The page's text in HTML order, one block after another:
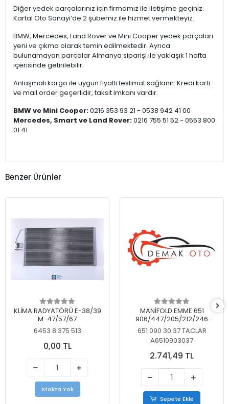
Diğer yedek parçalarınız için firmamız ile iletişime geçiniz.
Kartal Oto Sanayi’de 2 şubemiz ile hizmet vermekteyiz.
BMW, Mercedes, Land Rover ve Mini Cooper yedek parçaları
yeni ve çıkma olarak temin edilmektedir. Ayrıca
bulunamayan parçalar Almanya siparişi ile yaklaşık 1 hafta
içerisinde getirilebilir.
Anlaşmalı kargo ile uygun fiyatlı teslimat sağlanır. Kredi kartı
ve mail order geçerlidir, taksit imkanı vardır.
BMW ve Mini Cooper:0216 353 93 21 - 0538 942 41 00
Mercedes, Smart ve Land Rover:0216 755 51 52 - 0553 800
01 41
Benzer Ürünler
KLİMA RADYATÖRÜ E-38/39
M-47/57/67
6453 8 375 513
0,00 TL
Stokta Yok
MANİFOLD EMME 651
906/447/205/212/246
KELEBEKSİZ
651 090 30 37 TACLAR
A6510903037
2.741,49 TL
Sepete Ekle